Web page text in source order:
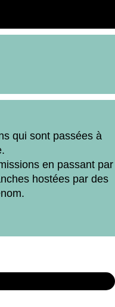
qui sont passées à
en passant par
hostées par des